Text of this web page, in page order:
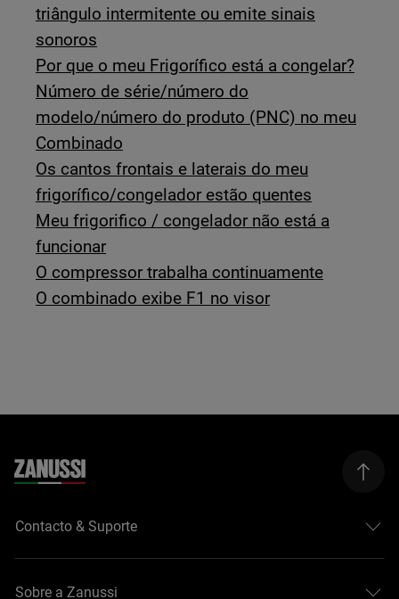
triângulo intermitente ou emite sinais
sonoros
Por que o meu Frigorífico está a congelar?
Número de série/número do
modelo/número do produto (PNC) no meu
Combinado
Os cantos frontais e laterais do meu
frigorífico/congelador estão quentes
Meu frigorifico / congelador não está a
funcionar
O compressor trabalha continuamente
O combinado exibe F1 no visor
Contacto & Suporte
Sobre a Zanussi